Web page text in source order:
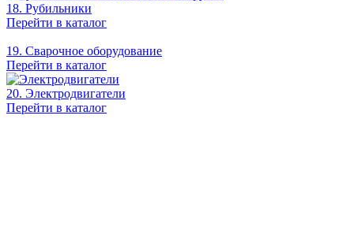
18. Рубильники
Перейти в каталог
19. Сварочное оборудование
Перейти в каталог
20. Электродвигатели
Перейти в каталог